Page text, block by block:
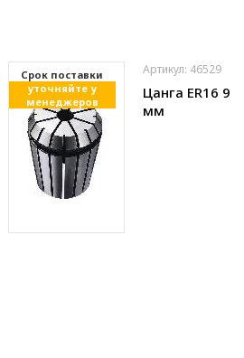
Cрок поставки
уточняйте у
менеджеров
Артикул: 46529
Цанга ER16 9
мм